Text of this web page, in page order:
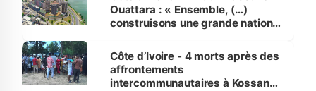
Ouattara : « Ensemble, (…)
construisons une grande nation
générations futures »
Côte d’Ivoire - 4 morts après des
affrontements
intercommunautaires à Kossandji